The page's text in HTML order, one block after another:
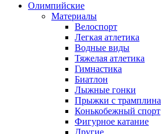
Олимпийские
Материалы
Велоспорт
Легкая атлетика
Водные виды
Тяжелая атлетика
Гимнастика
Биатлон
Лыжные гонки
Прыжки с трамплина
Конькобежный спорт
Фигурное катание
Другие